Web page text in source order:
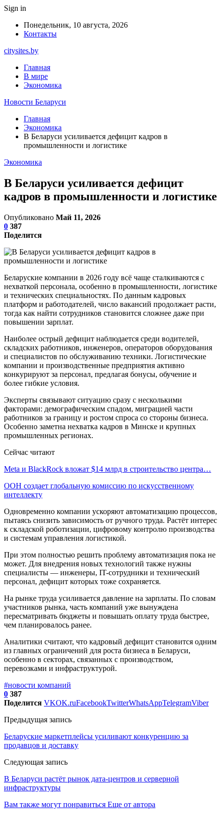
Sign in
Понедельник, 10 августа, 2026
Контакты
citysites.by
Главная
В мире
Экономика
Новости Беларуси
Главная
Экономика
В Беларуси усиливается дефицит кадров в
промышленности и логистике
Экономика
В Беларуси усиливается дефицит
кадров в промышленности и логистике
Опубликовано Май 11, 2026
0 387
Поделится
Беларуские компании в 2026 году всё чаще сталкиваются с
нехваткой персонала, особенно в промышленности, логистике
и технических специальностях. По данным кадровых
платформ и работодателей, число вакансий продолжает расти,
тогда как найти сотрудников становится сложнее даже при
повышении зарплат.
Наиболее острый дефицит наблюдается среди водителей,
складских работников, инженеров, операторов оборудования
и специалистов по обслуживанию техники. Логистические
компании и производственные предприятия активно
конкурируют за персонал, предлагая бонусы, обучение и
более гибкие условия.
Эксперты связывают ситуацию сразу с несколькими
факторами: демографическим спадом, миграцией части
работников за границу и ростом спроса со стороны бизнеса.
Особенно заметна нехватка кадров в Минске и крупных
промышленных регионах.
Сейчас читают
Meta и BlackRock вложат $14 млрд в строительство центра…
ООН создает глобальную комиссию по искусственному
интеллекту
Одновременно компании ускоряют автоматизацию процессов,
пытаясь снизить зависимость от ручного труда. Растёт интерес
к складской роботизации, цифровому контролю производства
и системам управления логистикой.
При этом полностью решить проблему автоматизация пока не
может. Для внедрения новых технологий также нужны
специалисты — инженеры, IT-сотрудники и технический
персонал, дефицит которых тоже сохраняется.
На рынке труда усиливается давление на зарплаты. По словам
участников рынка, часть компаний уже вынуждена
пересматривать бюджеты и повышать оплату труда быстрее,
чем планировалось ранее.
Аналитики считают, что кадровый дефицит становится одним
из главных ограничений для роста бизнеса в Беларуси,
особенно в секторах, связанных с производством,
перевозками и инфраструктурой.
#новости компаний
0 387
Поделится VKOK.ruFacebookTwitterWhatsAppTelegramViber
Предыдущая запись
Беларуские маркетплейсы усиливают конкуренцию за
продавцов и доставку
Следующая запись
В Беларуси растёт рынок дата-центров и серверной
инфраструктуры
Вам также могут понравиться Еще от автора